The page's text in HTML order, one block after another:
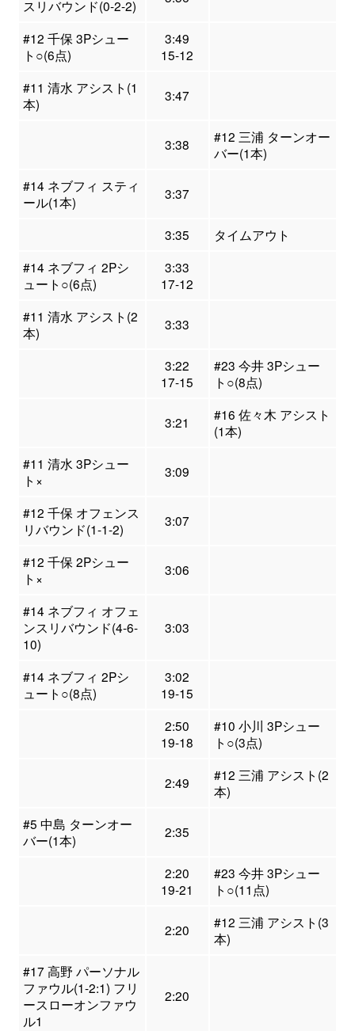
スリバウンド(0-2-2)
#12 千保 3Pシュー
ト○(6点)
3:49
15-12
#11 清水 アシスト(1
本)
3:47
3:38
#12 三浦 ターンオー
バー(1本)
#14 ネブフィ スティ
ール(1本)
3:37
3:35
タイムアウト
#14 ネブフィ 2Pシ
ュート○(6点)
3:33
17-12
#11 清水 アシスト(2
本)
3:33
3:22
17-15
#23 今井 3Pシュー
ト○(8点)
3:21
#16 佐々木 アシスト
(1本)
#11 清水 3Pシュー
ト×
3:09
#12 千保 オフェンス
リバウンド(1-1-2)
3:07
#12 千保 2Pシュー
ト×
3:06
#14 ネブフィ オフェ
ンスリバウンド(4-6-
10)
3:03
#14 ネブフィ 2Pシ
ュート○(8点)
3:02
19-15
2:50
19-18
#10 小川 3Pシュー
ト○(3点)
2:49
#12 三浦 アシスト(2
本)
#5 中島 ターンオー
バー(1本)
2:35
2:20
19-21
#23 今井 3Pシュー
ト○(11点)
2:20
#12 三浦 アシスト(3
本)
#17 高野 パーソナル
ファウル(1-2:1) フリ
ースローオンファウ
ル1
2:20